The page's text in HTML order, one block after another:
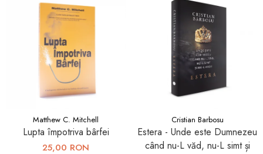
Matthew C. Mitchell
Lupta împotriva bârfei
25,00 RON
Cristian Barbosu
Estera - Unde este Dumnezeu
când nu-L văd, nu-L simt și